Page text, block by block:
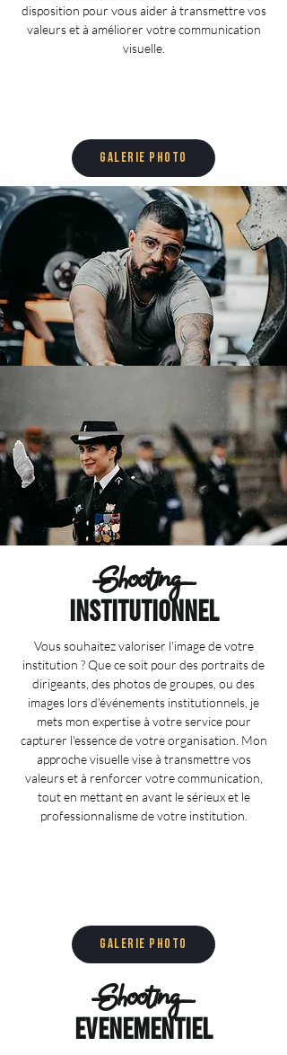
disposition pour vous aider à transmettre vos
valeurs et à améliorer votre communication
visuelle.
Galerie photo
institutionnel
Shooting
Vous souhaitez valoriser l'image de votre
institution ? Que ce soit pour des portraits de
dirigeants, des photos de groupes, ou des
images lors d'événements institutionnels, je
mets mon expertise à votre service pour
capturer l'essence de votre organisation. Mon
approche visuelle vise à transmettre vos
valeurs et à renforcer votre communication,
tout en mettant en avant le sérieux et le
professionnalisme de votre institution.
Galerie photo
evenementiel
Shooting